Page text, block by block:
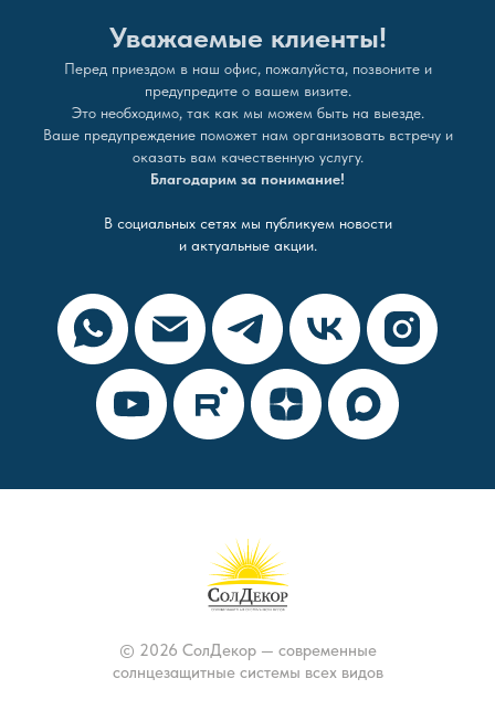
Уважаемые клиенты!
Перед приездом в наш офис, пожалуйста, позвоните и
предупредите о вашем визите.
Это необходимо, так как мы можем быть на выезде.
Ваше предупреждение поможет нам организовать встречу и
оказать вам качественную услугу.
Благодарим за понимание!
В социальных сетях мы публикуем новости
и актуальные акции.
© 2026 СолДекор — современные
солнцезащитные системы всех видов